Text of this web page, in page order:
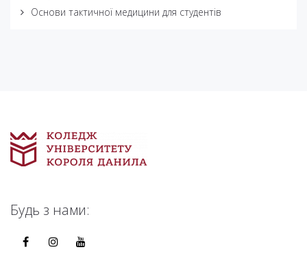
Основи тактичної медицини для студентів
Будь з нами: